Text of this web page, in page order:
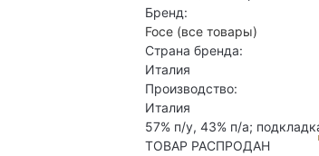
Бренд:
Foce (все товары)
Страна бренда:
Италия
Производство:
Италия
57% п/у, 43% п/а;
ТОВАР РАСПРОДАН